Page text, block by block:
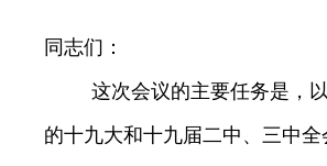
同志们：
这次会议的主要任务是，
的十九大和十九届二中、三中